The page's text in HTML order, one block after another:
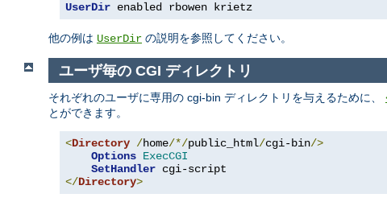
UserDir enabled rbowen krietz
他の例は UserDir の説明を参照してください。
ユーザ毎の CGI ディレクトリ
それぞれのユーザに専用の cgi-bin ディレクトリを与えるために、
とができます。
<Directory /home/*/public_html/cgi-bin/>
Options ExecCGI
SetHandler
</Directory>